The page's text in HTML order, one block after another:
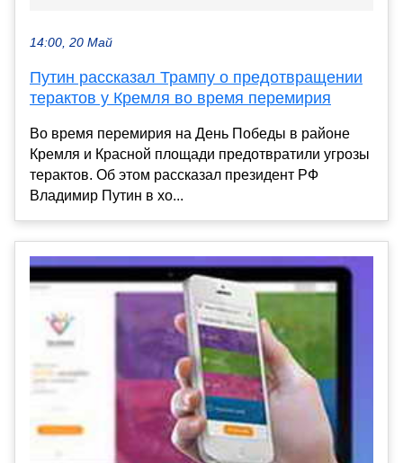
14:00, 20 Май
Путин рассказал Трампу о предотвращении
терактов у Кремля во время перемирия
Во время перемирия на День Победы в районе
Кремля и Красной площади предотвратили угрозы
терактов. Об этом рассказал президент РФ
Владимир Путин в хо...